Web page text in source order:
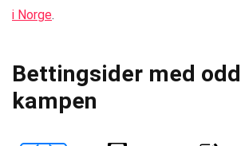
i Norge.
Bettingsider med
kampen